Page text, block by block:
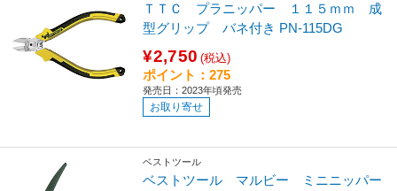
ＴＴＣ プラニッパー １１５ｍｍ 成
型グリップ バネ付き PN-115DG
¥2,750 (税込)
ポイント：275
発売日：2023年頃発売
お取り寄せ
ベストツール
ベストツール マルビー ミニニッパー